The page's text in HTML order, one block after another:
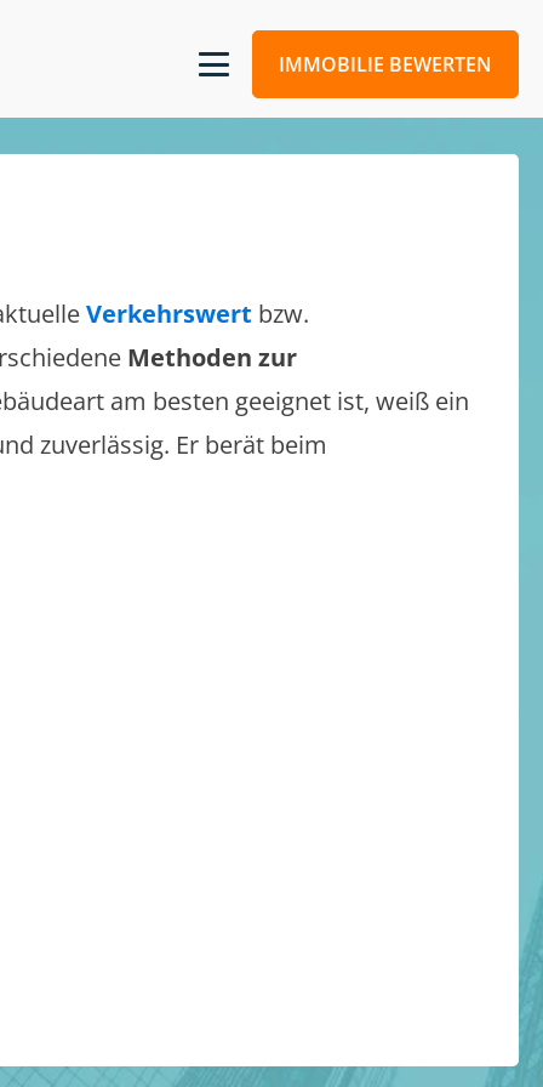
IMMOBILIE BEWERTEN
Verkehrswert bzw.
Methoden zur
am besten geeignet ist, weiß ein
zuverlässig. Er berät beim